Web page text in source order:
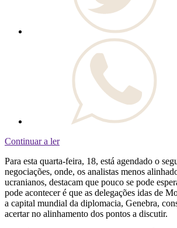
Continuar a ler
Para esta quarta-feira, 18, está agendado o
negociações, onde, os analistas menos
ucranianos, destacam que pouco se pode
pode acontecer é que as delegações idas de
a capital mundial da diplomacia, Genebra,
acertar no alinhamento dos pontos a discutir.